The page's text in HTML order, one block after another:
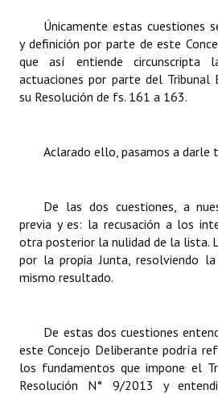
Reconocimientos - Registro
Bariloche, Municipio intercultural
Entrega de distinciones
Únicamente estas cuestiones
y definición por parte de este
que así entiende circunscripta
actuaciones por parte del Tribunal
su Resolución de fs. 161 a 163.
Aclarado ello, pasamos a darle
De las dos cuestiones, a
previa y es: la recusación a los
otra posterior la nulidad de la lista.
por la propia Junta, resolviendo
mismo resultado.
De estas dos cuestiones
este Concejo Deliberante podría
los fundamentos que impone el
Resolución N° 9/2013 y